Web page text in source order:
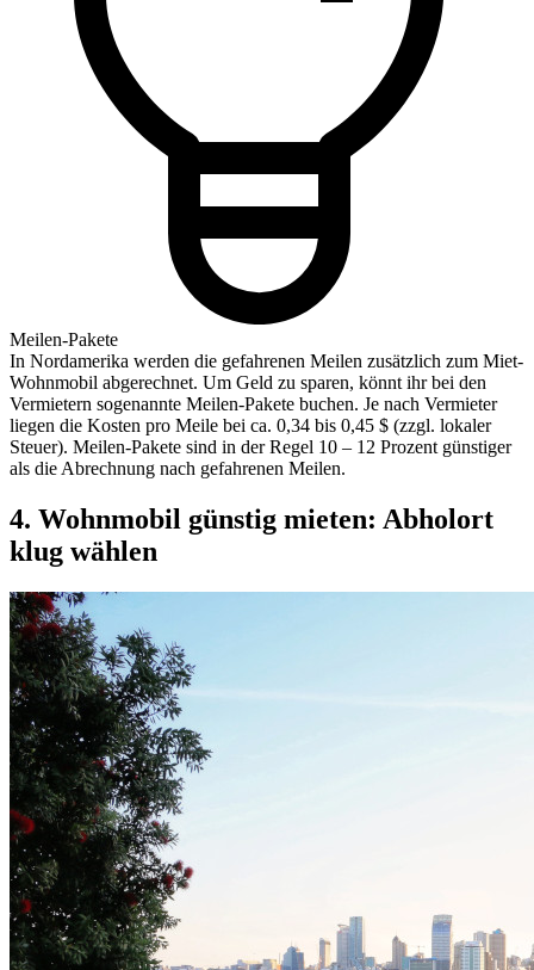
Meilen-Pakete
In Nordamerika werden die gefahrenen Meilen zusätzlich zum Miet-
Wohnmobil abgerechnet. Um Geld zu sparen, könnt ihr bei den
Vermietern sogenannte Meilen-Pakete buchen. Je nach Vermieter
liegen die Kosten pro Meile bei ca. 0,34 bis 0,45 $ (zzgl. lokaler
Steuer). Meilen-Pakete sind in der Regel 10 – 12 Prozent günstiger
als die Abrechnung nach gefahrenen Meilen.
4. Wohnmobil günstig mieten: Abholort
klug wählen